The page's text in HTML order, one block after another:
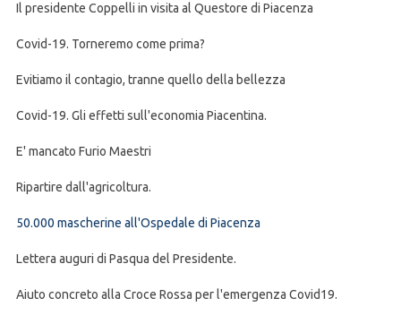
Il presidente Coppelli in visita al Questore di Piacenza
Covid-19. Torneremo come prima?
Evitiamo il contagio, tranne quello della bellezza
Covid-19. Gli effetti sull'economia Piacentina.
E' mancato Furio Maestri
Ripartire dall'agricoltura.
50.000 mascherine all'Ospedale di Piacenza
Lettera auguri di Pasqua del Presidente.
Aiuto concreto alla Croce Rossa per l'emergenza Covid19.